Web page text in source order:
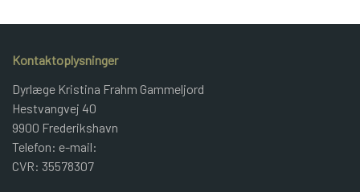
Kontaktoplysninger
Dyrlæge Kristina Frahm Gammeljord
Hestvangvej 40
9900 Frederikshavn
Telefon: e-mail:
CVR: 35578307